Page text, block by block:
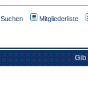
Suchen Mitgliederliste
Gib